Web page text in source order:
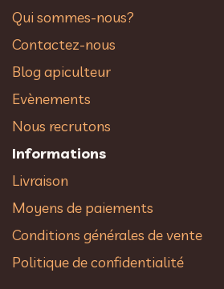
Qui sommes-nous?
Contactez-nous
Blog apiculteur
Evènements
Nous recrutons
Informations
Livraison
Moyens de paiements
Conditions générales de vente
Politique de confidentialité